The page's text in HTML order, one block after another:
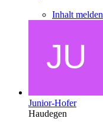
Inhalt melden
Junior-Hofer
Haudegen